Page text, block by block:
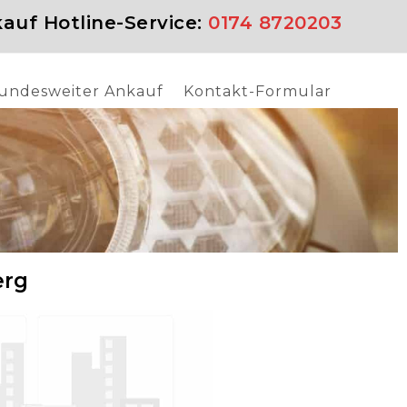
Hotline-Service: 0174 8720203
Ankauf Kontakt-Formular